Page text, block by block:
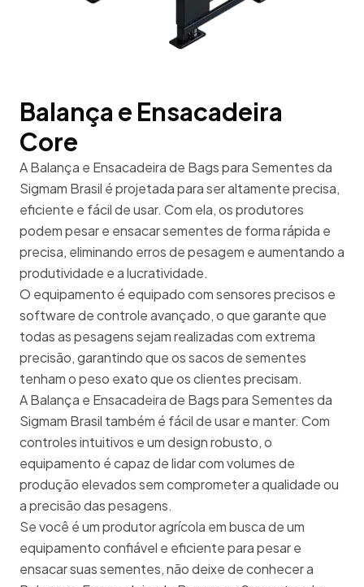
Balança e Ensacadeira
Core
A Balança e Ensacadeira de Bags para Sementes da
Sigmam Brasil é projetada para ser altamente precisa,
eficiente e fácil de usar. Com ela, os produtores
podem pesar e ensacar sementes de forma rápida e
precisa, eliminando erros de pesagem e aumentando a
produtividade e a lucratividade.
O equipamento é equipado com sensores precisos e
software de controle avançado, o que garante que
todas as pesagens sejam realizadas com extrema
precisão, garantindo que os sacos de sementes
tenham o peso exato que os clientes precisam.
A Balança e Ensacadeira de Bags para Sementes da
Sigmam Brasil também é fácil de usar e manter. Com
controles intuitivos e um design robusto, o
equipamento é capaz de lidar com volumes de
produção elevados sem comprometer a qualidade ou
a precisão das pesagens.
Se você é um produtor agrícola em busca de um
equipamento confiável e eficiente para pesar e
ensacar suas sementes, não deixe de conhecer a